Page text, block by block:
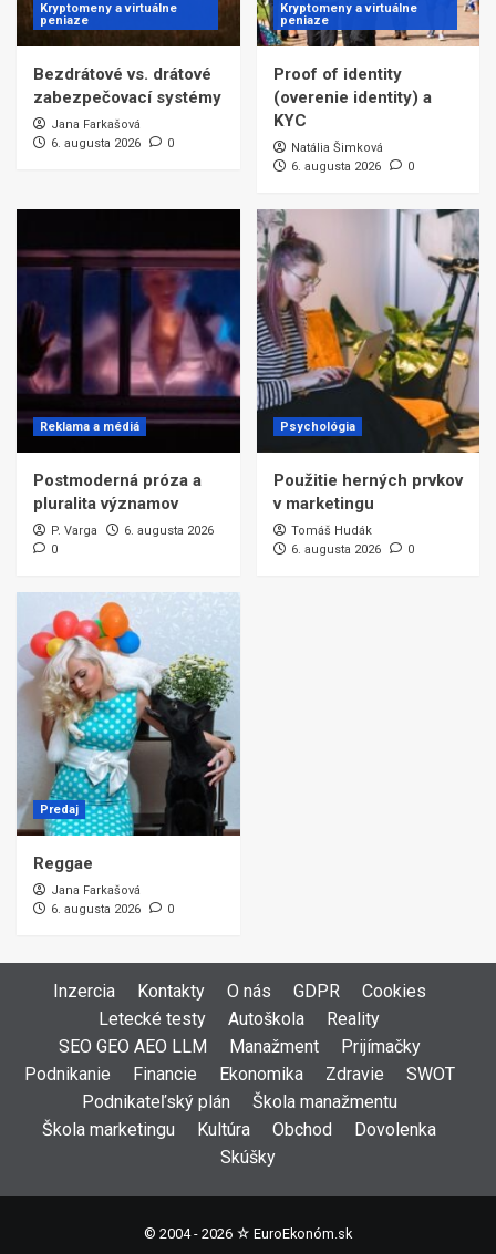
Kryptomeny a virtuálne
peniaze
Bezdrátové vs. drátové
zabezpečovací systémy
Jana Farkašová
6. augusta 2026
0
Kryptomeny a virtuálne
peniaze
Proof of identity
(overenie identity) a
KYC
Natália Šimková
6. augusta 2026
0
Reklama a médiá
Postmoderná próza a
pluralita významov
P. Varga
6. augusta 2026
0
Psychológia
Použitie herných prvkov
v marketingu
Tomáš Hudák
6. augusta 2026
0
Predaj
Reggae
Jana Farkašová
6. augusta 2026
0
Inzercia Kontakty O nás GDPR
Cookies
Letecké testy
Autoškola
Reality
SEO GEO AEO LLM
Manažment
Prijímačky
Podnikanie
Financie Ekonomika Zdravie
SWOT
Podnikateľský plán
Škola manažmentu
Škola marketingu
Kultúra Obchod
Dovolenka
Skúšky
© 2004 - 2026 ☆ EuroEkonóm.sk